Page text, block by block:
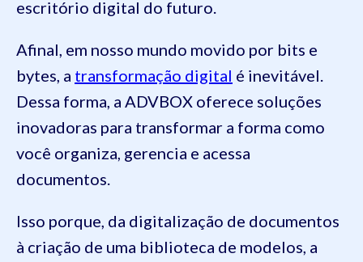
escritório digital do futuro.
Afinal, em nosso mundo movido por bits e
bytes, a transformação digital é inevitável.
Dessa forma, a ADVBOX oferece soluções
inovadoras para transformar a forma como
você organiza, gerencia e acessa
documentos.
Isso porque, da digitalização de documentos
à criação de uma biblioteca de modelos, a